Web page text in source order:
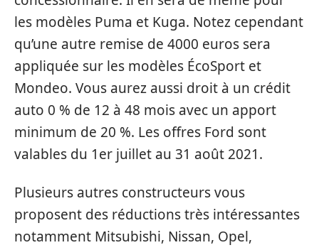
les modèles Puma et Kuga. Notez cependant
qu’une autre remise de 4000 euros sera
appliquée sur les modèles ÉcoSport et
Mondeo. Vous aurez aussi droit à un crédit
auto 0 % de 12 à 48 mois avec un apport
minimum de 20 %. Les offres Ford sont
valables du 1er juillet au 31 août 2021.
Plusieurs autres constructeurs vous
proposent des réductions très intéressantes
notamment Mitsubishi, Nissan, Opel,